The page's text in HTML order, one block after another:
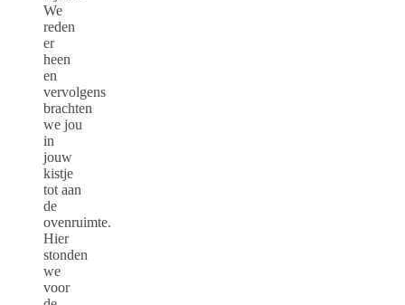
We
reden
er
heen
en
vervolgens
brachten
we jou
in
jouw
kistje
tot aan
de
ovenruimte.
Hier
stonden
we
voor